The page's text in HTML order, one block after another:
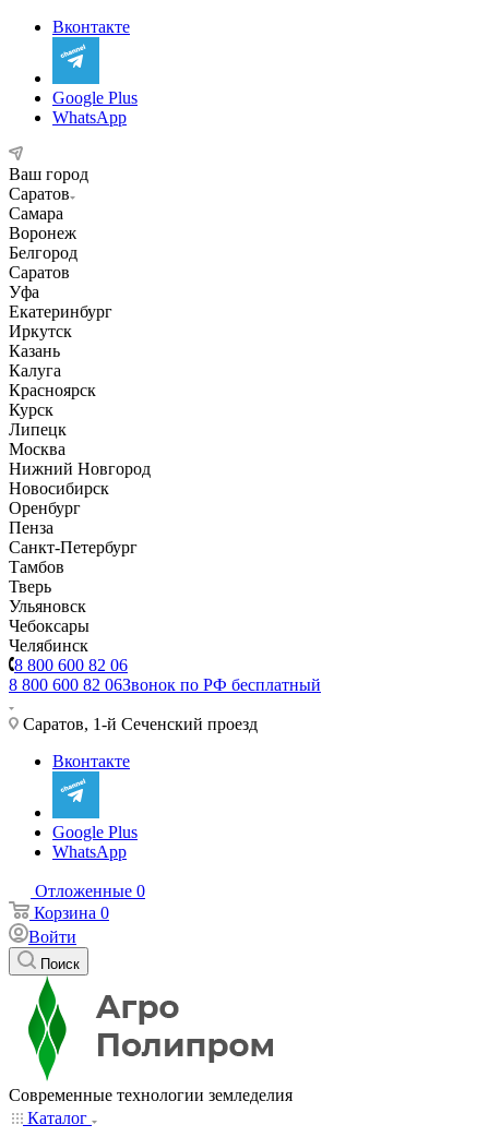
Вконтакте
Google Plus
WhatsApp
Ваш город
Саратов
Самара
Воронеж
Белгород
Саратов
Уфа
Екатеринбург
Иркутск
Казань
Калуга
Красноярск
Курск
Липецк
Москва
Нижний Новгород
Новосибирск
Оренбург
Пенза
Санкт-Петербург
Тамбов
Тверь
Ульяновск
Чебоксары
Челябинск
8 800 600 82 06
8 800 600 82 06Звонок по РФ бесплатный
Саратов, 1-й Сеченский проезд
Вконтакте
Google Plus
WhatsApp
Отложенные 0
Корзина 0
Войти
Поиск
Современные технологии земледелия
Каталог